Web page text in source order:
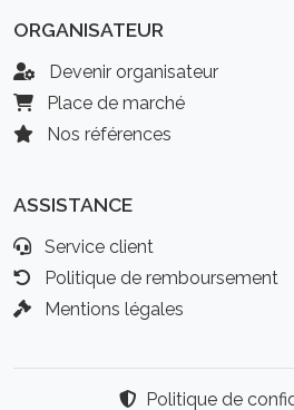
ORGANISATEUR
Devenir organisateur
Place de marché
Nos références
ASSISTANCE
Service client
Politique de remboursement
Mentions légales
Politique de